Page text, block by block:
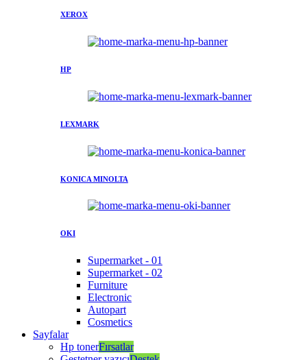
XEROX
HP
LEXMARK
KONICA MINOLTA
OKI
Supermarket - 01
Supermarket - 02
Furniture
Electronic
Autopart
Cosmetics
Sayfalar
Hp tonerFırsatlar